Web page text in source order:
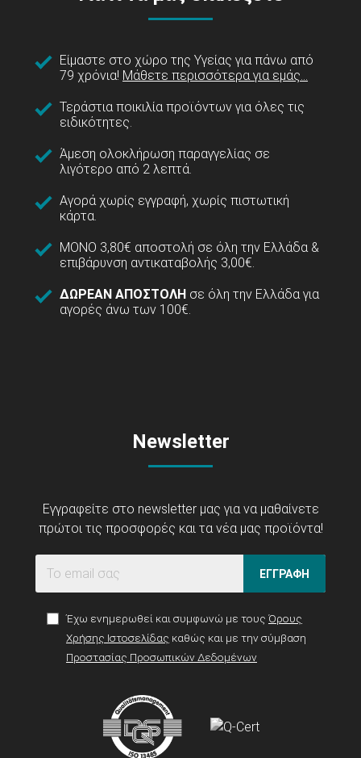
Είμαστε στο χώρο της Υγείας για πάνω από
79 χρόνια! Μάθετε περισσότερα για εμάς...
Τεράστια ποικιλία προϊόντων για όλες τις
ειδικότητες.
Άμεση ολοκλήρωση παραγγελίας σε
λιγότερο από 2 λεπτά.
Αγορά χωρίς εγγραφή, χωρίς πιστωτική
κάρτα.
ΜΟΝΟ 3,80€ αποστολή σε όλη την Ελλάδα &
επιβάρυνση αντικαταβολής 3,00€.
ΔΩΡΕΑΝ ΑΠΟΣΤΟΛΗ σε όλη την Ελλάδα για
αγορές άνω των 100€.
Newsletter
Εγγραφείτε στο newsletter μας για να μαθαίνετε
πρώτοι τις προσφορές και τα νέα μας προϊόντα!
ΕΓΓΡΑΦΗ
Έχω ενημερωθεί και συμφωνώ με τους Όρους
Χρήσης Ιστοσελίδας καθώς και με την σύμβαση
Προστασίας Προσωπικών Δεδομένων